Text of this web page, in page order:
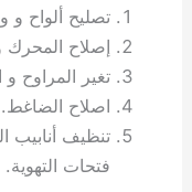
تصليح ألواح
إصلاح المحرك
تغير المراوح و
اصلاح الضاغط.
تنظيف أنابيب
فتحات التهوية.